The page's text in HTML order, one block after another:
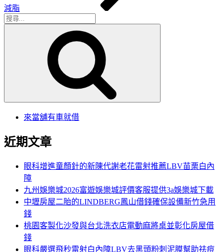
減脂
搜
來當舖有車就借
近期文章
眼科增進童顏針的新陳代謝老花雷射推薦LBV苗栗白內
障
九州娛樂城2026富遊娛樂城評價客服提供3a娛樂城下載
中壢房屋二胎的LINDBERG鳳山借錢確保設備新竹急用
錢
桃園客製化沙發與台北洗衣店電動麻將桌並彰化房屋借
錢
眼科嚴選飛秒雷射白內障LBV去黑頭粉刺泥膜幫助祛痘